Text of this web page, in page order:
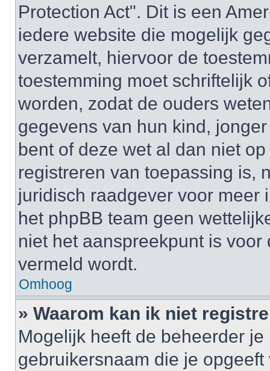
Protection Act". Dit is een
iedere website die mogelijk
verzamelt, hiervoor de
toestemming moet schriftelijk
worden, zodat de ouders
gegevens van hun kind,
bent of deze wet al dan niet
registreren van toepassing is,
juridisch raadgever voor meer
het phpBB team geen
niet het aanspreekpunt is
vermeld wordt.
Omhoog
» Waarom kan ik niet
Mogelijk heeft de beheerder
gebruikersnaam die je